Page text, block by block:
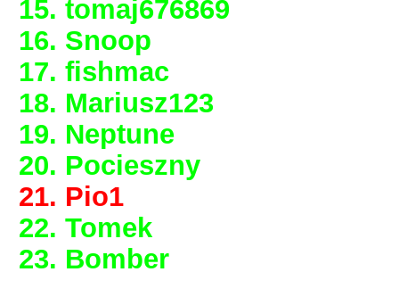
15. tomaj676869
16. Snoop
17. fishmac
18. Mariusz123
19. Neptune
20. Pocieszny
21. Pio1
22. Tomek
23. Bomber